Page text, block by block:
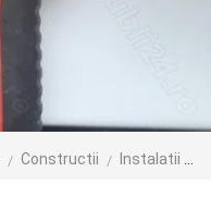
Constructii Instalatii electrice